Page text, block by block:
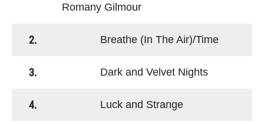
Romany Gilmour
2. Breathe (In The Air)/Time
3. Dark and Velvet Nights
4. Luck and Strange